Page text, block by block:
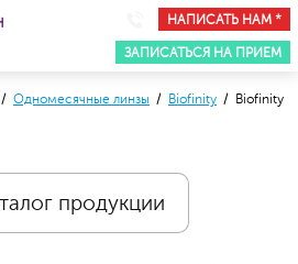
НАПИСАТЬ НАМ *
ЗАПИСАТЬСЯ НА ПРИЕМ
/ Одномесячные линзы / Biofinity / Biofinity
продукции